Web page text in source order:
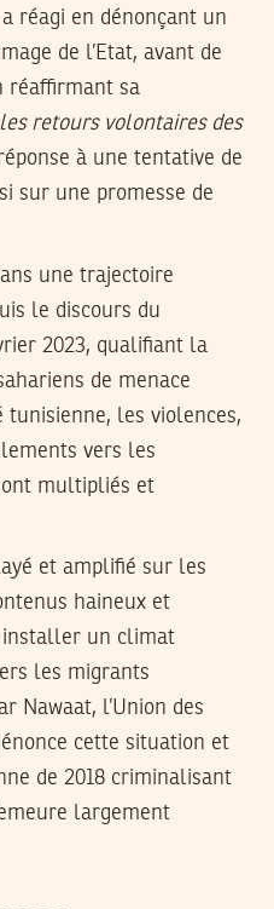
réagi en dénonçant un
de l’Etat, avant de
réaffirmant sa
retours volontaires des
à une tentative de
sur une promesse de
une trajectoire
le discours du
2023, qualifiant la
de menace
tunisienne, les violences,
vers les
multipliés et
et amplifié sur les
haineux et
installer un climat
les migrants
Nawaat, l’Union des
cette situation et
de 2018 criminalisant
largement